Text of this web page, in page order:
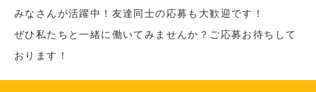
みなさんが活躍中！友達同士の応募も大歓迎です！
ぜひ私たちと一緒に働いてみませんか？ご応募お待ちして
おります！